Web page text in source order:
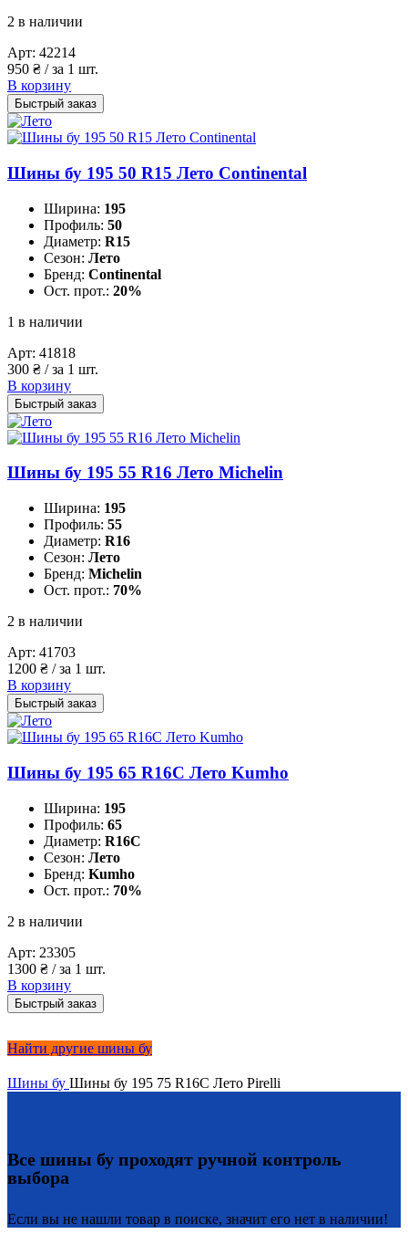
2 в наличии
Арт: 42214
950 ₴ / за 1 шт.
В корзину
Быстрый заказ
Шины бу 195 50 R15 Лето Continental
Ширина: 195
Профиль: 50
Диаметр: R15
Сезон: Лето
Бренд: Continental
Ост. прот.: 20%
1 в наличии
Арт: 41818
300 ₴ / за 1 шт.
В корзину
Быстрый заказ
Шины бу 195 55 R16 Лето Michelin
Ширина: 195
Профиль: 55
Диаметр: R16
Сезон: Лето
Бренд: Michelin
Ост. прот.: 70%
2 в наличии
Арт: 41703
1200 ₴ / за 1 шт.
В корзину
Быстрый заказ
Шины бу 195 65 R16C Лето Kumho
Ширина: 195
Профиль: 65
Диаметр: R16C
Сезон: Лето
Бренд: Kumho
Ост. прот.: 70%
2 в наличии
Арт: 23305
1300 ₴ / за 1 шт.
В корзину
Быстрый заказ
Найти другие шины бу
Шины бу Шины бу 195 75 R16C Лето Pirelli
Все шины бу проходят ручной контроль
выбора
Если вы не нашли товар в поиске, значит его нет в наличии!